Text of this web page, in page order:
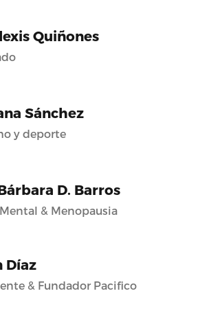
Quiñones
Sánchez
y deporte
D. Barros
& Menopausia
Díaz
& Fundador Pacifico